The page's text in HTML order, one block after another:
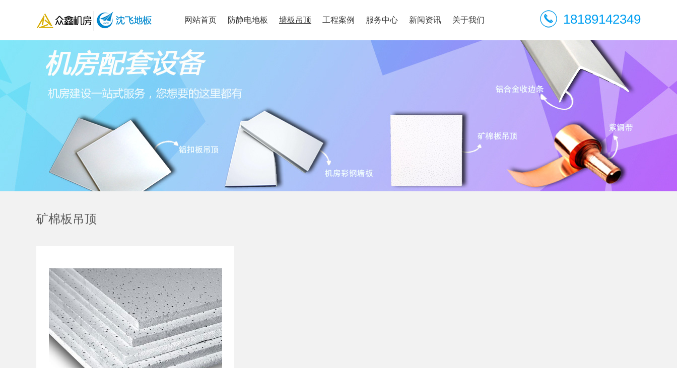
网站首页 防静电地板 墙板吊顶 工程案例 服务中心 新闻资讯 关于我们 18189142349
矿棉板吊顶